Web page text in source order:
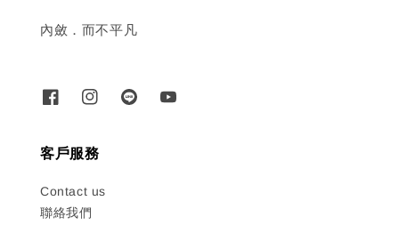
內斂．而不平凡
客戶服務
Contact us
聯絡我們